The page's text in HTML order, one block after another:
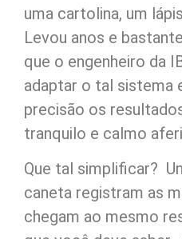
uma cartolina, um
Levou anos e
que o engenheiro da
adaptar o tal sistema
precisão os
tranquilo e calmo
Que tal simplificar?
caneta registram as
chegam ao mesmo